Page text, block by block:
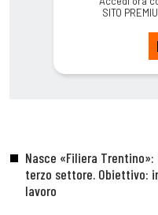
SITO
Nasce «Filiera
terzo settore. Obiettivo:
lavoro